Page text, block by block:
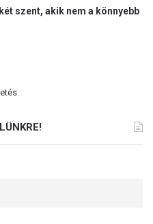
szent, akik nem a könnyebb